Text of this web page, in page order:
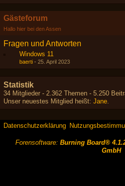
Gästeforum
Hallo hier bei den Assen
Fragen und Antworten
Windows 11
baerti - 25. April 2023
Statistik
34 Mitglieder - 2.362 Themen - 5.250
Unser neuestes Mitglied heißt: Jane.
Datenschutzerklärung
Forensoftware: Burning Board®
GmbH